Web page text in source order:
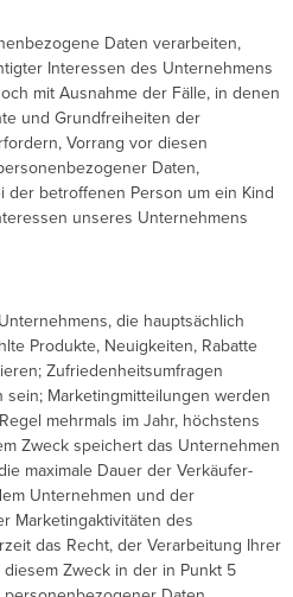
Daten verarbeiten,
Interessen des Unternehmens
mit Ausnahme der Fälle, in denen
und Grundfreiheiten der
Vorrang vor diesen
Daten,
betroffenen Person um ein Kind
unseres Unternehmens
die hauptsächlich
Produkte, Neuigkeiten, Rabatte
Zufriedenheitsumfragen
sein; Marketingmitteilungen werden
mehrmals im Jahr, höchstens
Zweck speichert das Unternehmen
maximale Dauer der Verkäufer-
Unternehmen und der
Marketingaktivitäten des
das Recht, der Verarbeitung Ihrer
Zweck in der in Punkt 5